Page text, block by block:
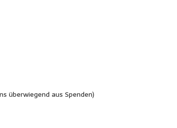
überwiegend aus Spenden)